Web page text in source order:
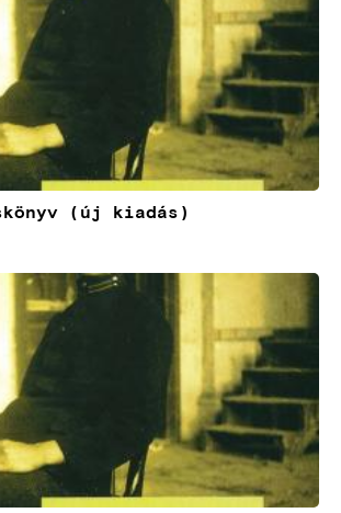
(új kiadás)